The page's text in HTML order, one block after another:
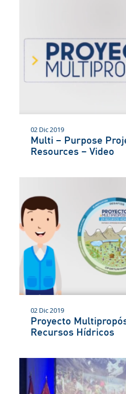
02 Dic 2019
Multi – Purpose
Resources – Video
02 Dic 2019
Proyecto
Recursos Hídricos